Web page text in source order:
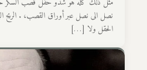
نصل الى نصل عبر أوراق القصب، . الريح
الحقل ولا […]